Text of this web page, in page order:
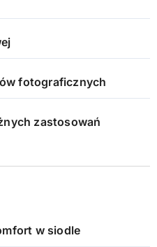
fotograficznych
zastosowań
w siodle